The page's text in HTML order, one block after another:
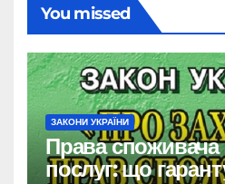
You missed
ЗАКОНИ УКРАЇНИ
Права
послуг: що